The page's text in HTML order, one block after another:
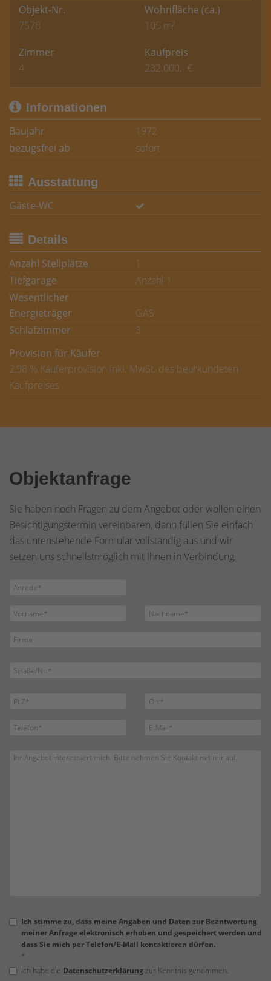
Objekt-Nr.
7578
Wohnfläche (ca.)
105 m²
Zimmer
4
Kaufpreis
232.000,- €
Informationen
Baujahr
1972
bezugsfrei ab
sofort
Ausstattung
Gäste-WC
Details
Anzahl Stellplätze
1
Tiefgarage
Anzahl 1
Wesentlicher
Energieträger
GAS
Schlafzimmer
3
Provision für Käufer
2,98 % Käuferprovision inkl. MwSt. des beurkundeten
Kaufpreises
Objektanfrage
Sie haben noch Fragen zu dem Angebot oder wollen einen
Besichtigungstermin vereinbaren, dann füllen Sie einfach
das untenstehende Formular vollständig aus und wir
setzen uns schnellstmöglich mit Ihnen in Verbindung.
Ich stimme zu, dass meine Angaben und Daten zur Beantwortung
meiner Anfrage elektronisch erhoben und gespeichert werden und
dass Sie mich per Telefon/E-Mail kontaktieren dürfen.
*
Ich habe die Datenschutzerklärung zur Kenntnis genommen.